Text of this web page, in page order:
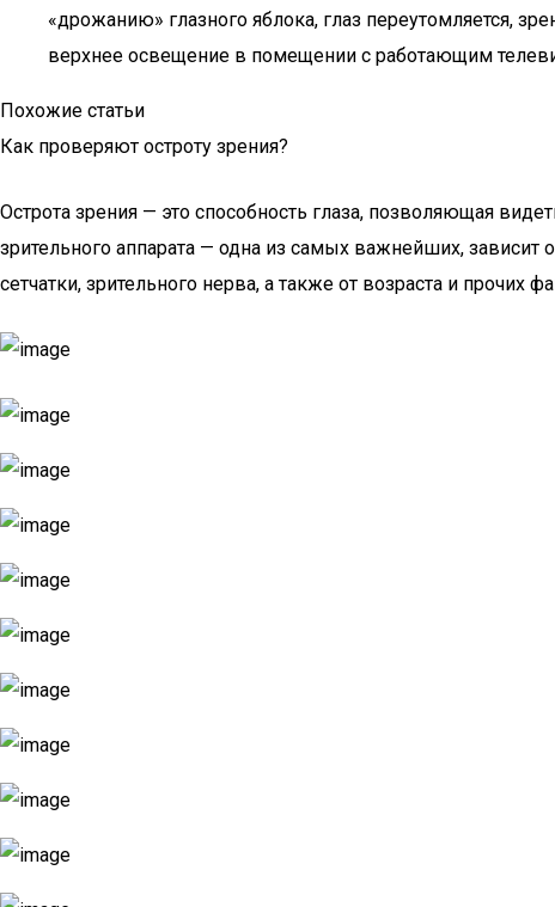
«дрожанию» глазного яблока, глаз переутомляется,
верхнее освещение в помещении с работающим
Похожие статьи
Как проверяют остроту зрения?
Острота зрения — это способность глаза, позволяющая
зрительного аппарата — одна из самых важнейших, зависит
сетчатки, зрительного нерва, а также от возраста и прочих